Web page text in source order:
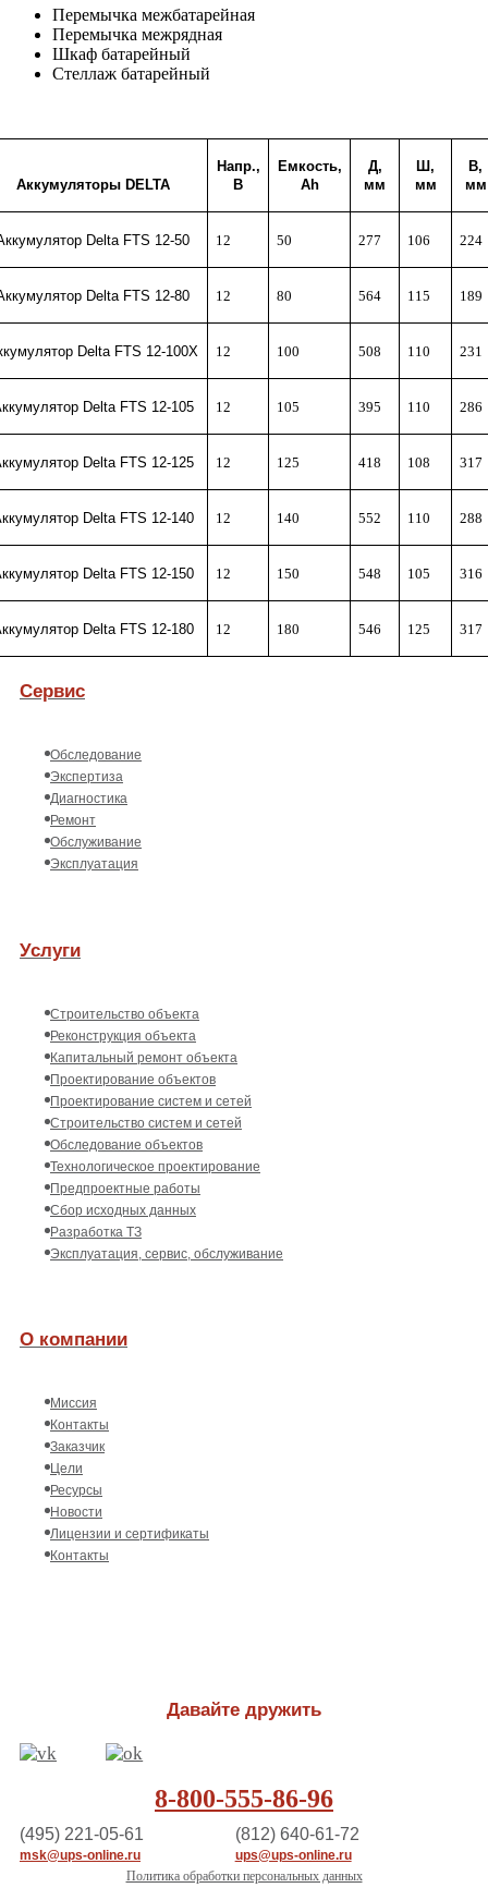
Перемычка межбатарейная
Перемычка межрядная
Шкаф батарейный
Стеллаж батарейный
Аккумуляторы DELTA
Напр.,
В
Емкость,
Ah
Д,
мм
Ш,
мм
В,
мм
Delta FTS 12-50 12 50 277 106 224
Delta FTS 12-80 12 80 564 115 189
Delta FTS 12-100X 12 100 508 110 231
Delta FTS 12-105 12 105 395 110 286
Delta FTS 12-125 12 125 418 108 317
Delta FTS 12-140 12 140 552 110 288
Delta FTS 12-150 12 150 548 105 316
Delta FTS 12-180 12 180 546 125 317
Сервис
Обследование
Экспертиза
Диагностика
Ремонт
Обслуживание
Эксплуатация
Услуги
Строительство объекта
Реконструкция объекта
Капитальный ремонт объекта
Проектирование объектов
Проектирование систем и сетей
Строительство систем и сетей
Обследование объектов
Технологическое проектирование
Предпроектные работы
Сбор исходных данных
Разработка ТЗ
Эксплуатация, сервис, обслуживание
О компании
Миссия
Контакты
Заказчик
Цели
Ресурсы
Новости
Лицензии и сертификаты
Контакты
Давайте дружить
8-800-555-86-96
(495) 221-05-61
msk@ups-online.ru
(812) 640-61-72
ups@ups-online.ru
Политика обработки персональных данных